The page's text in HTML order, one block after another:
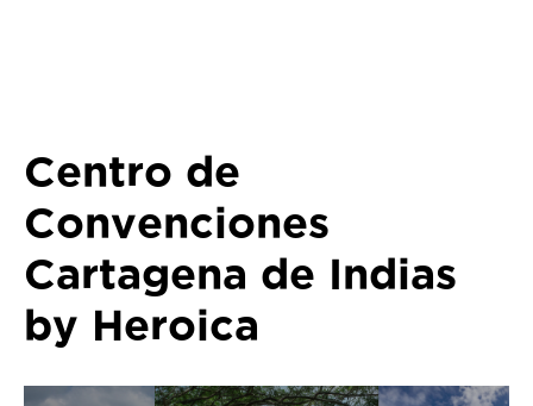
Centro de
Convenciones
Cartagena de Indias
by Heroica